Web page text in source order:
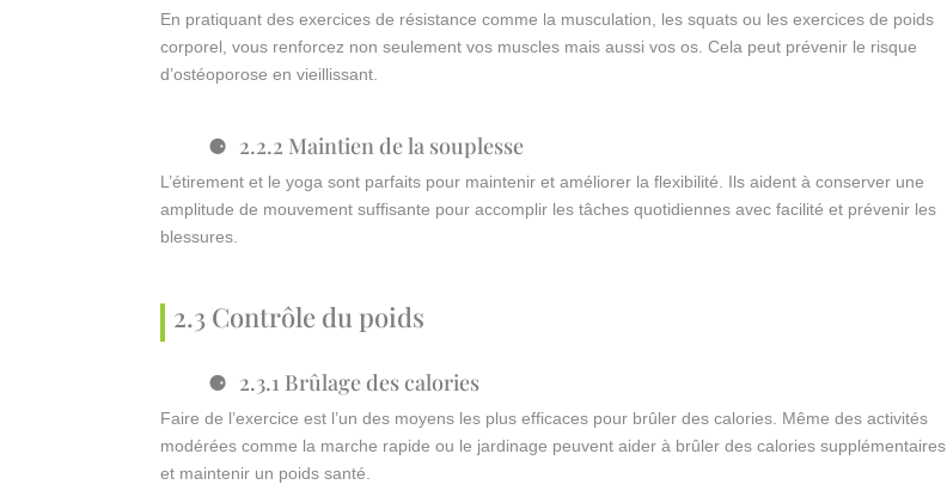
En pratiquant des exercices de résistance comme la musculation, les squats ou les exercices de poids
corporel, vous renforcez non seulement vos muscles mais aussi vos os. Cela peut prévenir le risque
d’ostéoporose en vieillissant.
2.2.2 Maintien de la souplesse
L’étirement et le yoga sont parfaits pour maintenir et améliorer la flexibilité. Ils aident à conserver une
amplitude de mouvement suffisante pour accomplir les tâches quotidiennes avec facilité et prévenir les
blessures.
2.3 Contrôle du poids
2.3.1 Brûlage des calories
Faire de l’exercice est l’un des moyens les plus efficaces pour brûler des calories. Même des activités
modérées comme la marche rapide ou le jardinage peuvent aider à brûler des calories supplémentaires
et maintenir un poids santé.